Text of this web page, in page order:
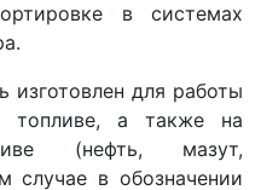
в системах
изготовлен для работы
топливе, а также на
(нефть, мазут,
случае в обозначении